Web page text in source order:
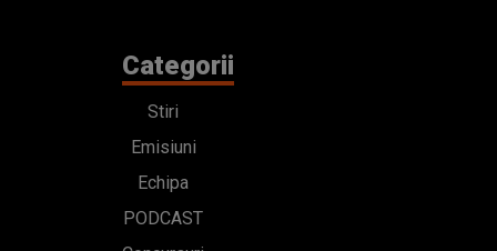
Categorii
Stiri
Emisiuni
Echipa
PODCAST